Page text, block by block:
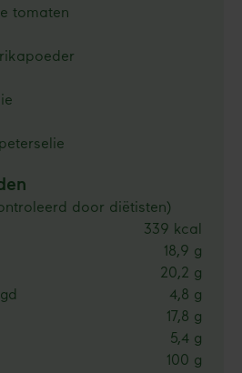
tomaten
door diëtisten)
339 kcal
18,9 g
20,2 g
4,8 g
17,8 g
5,4 g
100 g